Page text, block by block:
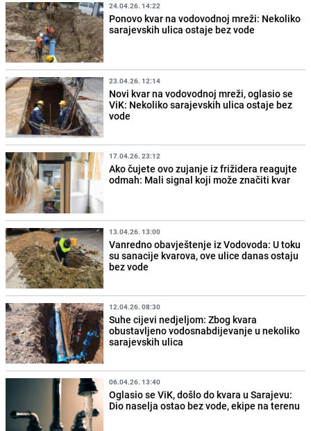
24.04.26. 14:22
Ponovo kvar na vodovodnoj mreži: Nekoliko
sarajevskih ulica ostaje bez vode
23.04.26. 12:14
Novi kvar na vodovodnoj mreži, oglasio se
ViK: Nekoliko sarajevskih ulica ostaje bez
vode
17.04.26. 23:12
Ako čujete ovo zujanje iz frižidera reagujte
odmah: Mali signal koji može značiti kvar
13.04.26. 13:00
Vanredno obavještenje iz Vodovoda: U toku
su sanacije kvarova, ove ulice danas ostaju
bez vode
12.04.26. 08:30
Suhe cijevi nedjeljom: Zbog kvara
obustavljeno vodosnabdijevanje u nekoliko
sarajevskih ulica
06.04.26. 13:40
Oglasio se ViK, došlo do kvara u Sarajevu:
Dio naselja ostao bez vode, ekipe na terenu